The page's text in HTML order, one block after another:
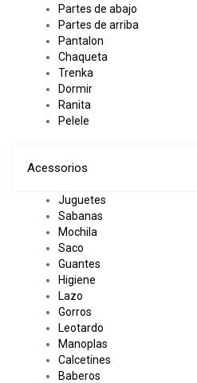
Partes de abajo
Partes de arriba
Pantalon
Chaqueta
Trenka
Dormir
Ranita
Pelele
Acessorios
Juguetes
Sabanas
Mochila
Saco
Guantes
Higiene
Lazo
Gorros
Leotardo
Manoplas
Calcetines
Baberos